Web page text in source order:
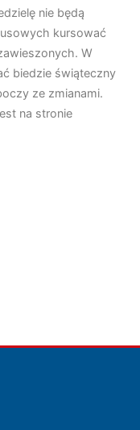
nie będą
kursować
W
biedzie świąteczny
ze zmianami.
na stronie